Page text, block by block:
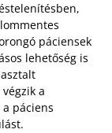
páciensek
lehetőség is
a
páciens